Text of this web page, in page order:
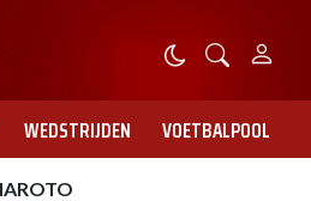
WEDSTRIJDEN VOETBALPOOL